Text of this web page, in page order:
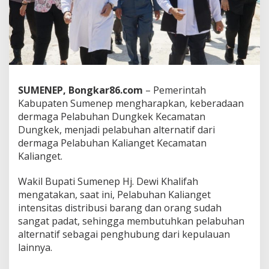
J
a
t
m
b
u
p
S
u
m
e
p
:
P
e
l
SUMENEP, Bongkar86.com – Pemerintah
Kabupaten Sumenep mengharapkan, keberadaan
dermaga Pelabuhan Dungkek Kecamatan
Dungkek, menjadi pelabuhan alternatif dari
dermaga Pelabuhan Kalianget Kecamatan
Kalianget.
Wakil Bupati Sumenep Hj. Dewi Khalifah
mengatakan, saat ini, Pelabuhan Kalianget
intensitas distribusi barang dan orang sudah
sangat padat, sehingga membutuhkan pelabuhan
alternatif sebagai penghubung dari kepulauan
lainnya.